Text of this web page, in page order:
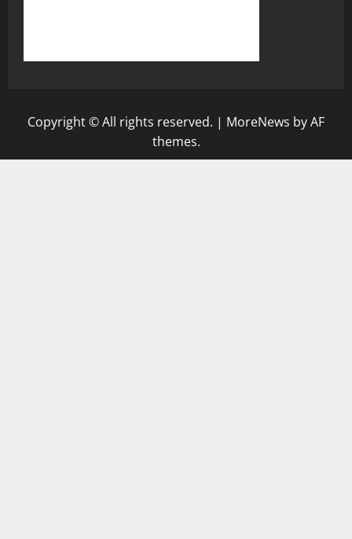
Copyright © All rights reserved. | MoreNews by AF
themes.